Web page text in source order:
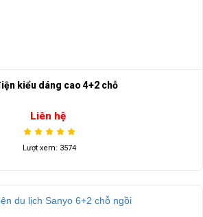
kiểu dáng cao 4+2 chỗ
Liên hệ
Lượt xem: 3574